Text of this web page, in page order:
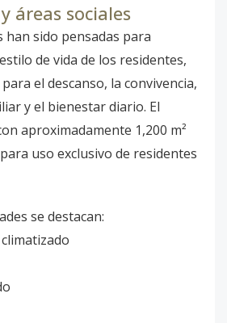
áreas sociales
han sido pensadas para
de vida de los residentes,
el descanso, la convivencia,
y el bienestar diario. El
aproximadamente 1,200 m²
uso exclusivo de residentes
se destacan: